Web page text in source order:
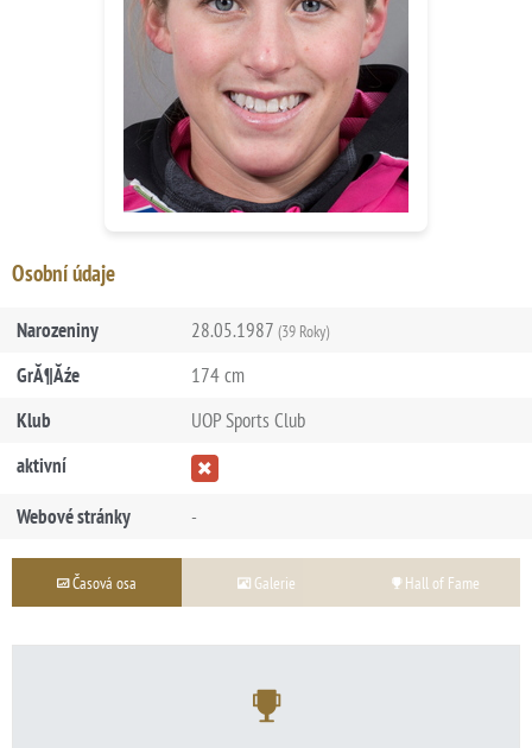
Osobní údaje
Narozeniny 28.05.1987 (39 Roky)
GrĂ¶Ăźe
174 cm
Klub
UOP Sports Club
aktivní
Webové stránky
-
Časová osa Galerie Hall of Fame